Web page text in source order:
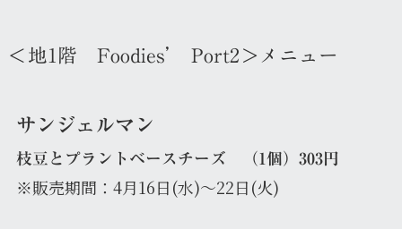
＜地1階 Foodies’ Port2＞メニュー
サンジェルマン
枝豆とプラントベースチーズ （1個）303円
※販売期間：4月16日(水)～22日(火)